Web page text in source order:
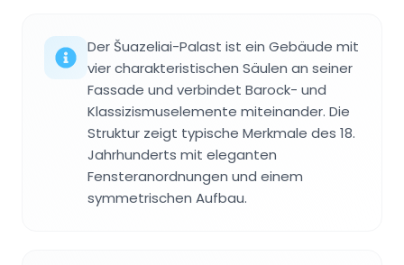
Der Šuazeliai-Palast ist ein Gebäude mit
vier charakteristischen Säulen an seiner
Fassade und verbindet Barock- und
Klassizismuselemente miteinander. Die
Struktur zeigt typische Merkmale des 18.
Jahrhunderts mit eleganten
Fensteranordnungen und einem
symmetrischen Aufbau.